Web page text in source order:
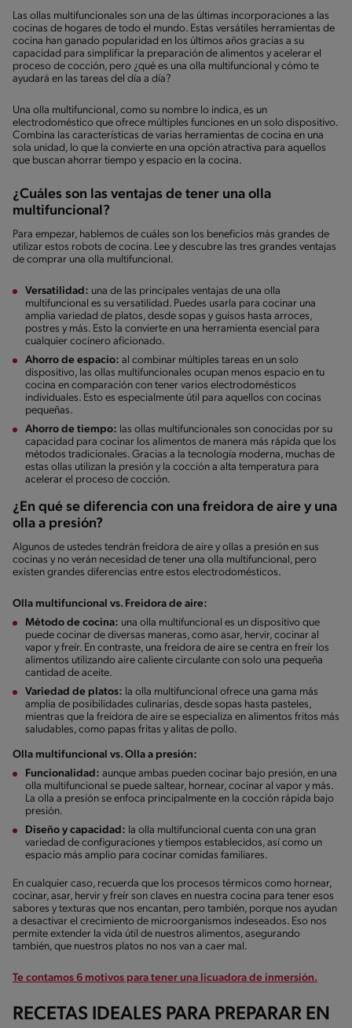
Las ollas multifuncionales son una de las últimas incorporaciones a las
cocinas de hogares de todo el mundo. Estas versátiles herramientas de
cocina han ganado popularidad en los últimos años gracias a su
capacidad para simplificar la preparación de alimentos y acelerar el
proceso de cocción, pero ¿qué es una olla multifuncional y cómo te
ayudará en las tareas del día a día?
Una olla multifuncional, como su nombre lo indica, es un
electrodoméstico que ofrece múltiples funciones en un solo dispositivo.
Combina las características de varias herramientas de cocina en una
sola unidad, lo que la convierte en una opción atractiva para aquellos
que buscan ahorrar tiempo y espacio en la cocina.
¿Cuáles son las ventajas de tener una olla
multifuncional?
Para empezar, hablemos de cuáles son los beneficios más grandes de
utilizar estos robots de cocina. Lee y descubre las tres grandes ventajas
de comprar una olla multifuncional.
Versatilidad: una de las principales ventajas de una olla
multifuncional es su versatilidad. Puedes usarla para cocinar una
amplia variedad de platos, desde sopas y guisos hasta arroces,
postres y más. Esto la convierte en una herramienta esencial para
cualquier cocinero aficionado.
Ahorro de espacio: al combinar múltiples tareas en un solo
dispositivo, las ollas multifuncionales ocupan menos espacio en tu
cocina en comparación con tener varios electrodomésticos
individuales. Esto es especialmente útil para aquellos con cocinas
pequeñas.
Ahorro de tiempo: las ollas multifuncionales son conocidas por su
capacidad para cocinar los alimentos de manera más rápida que los
métodos tradicionales. Gracias a la tecnología moderna, muchas de
estas ollas utilizan la presión y la cocción a alta temperatura para
acelerar el proceso de cocción.
¿En qué se diferencia con una freidora de aire y una
olla a presión?
Algunos de ustedes tendrán freidora de aire y ollas a presión en sus
cocinas y no verán necesidad de tener una olla multifuncional, pero
existen grandes diferencias entre estos electrodomésticos.
Olla multifuncional vs. Freidora de aire:
Método de cocina: una olla multifuncional es un dispositivo que
puede cocinar de diversas maneras, como asar, hervir, cocinar al
vapor y freír. En contraste, una freidora de aire se centra en freír los
alimentos utilizando aire caliente circulante con solo una pequeña
cantidad de aceite.
Variedad de platos: la olla multifuncional ofrece una gama más
amplia de posibilidades culinarias, desde sopas hasta pasteles,
mientras que la freidora de aire se especializa en alimentos fritos más
saludables, como papas fritas y alitas de pollo.
Olla multifuncional vs. Olla a presión:
Funcionalidad: aunque ambas pueden cocinar bajo presión, en una
olla multifuncional se puede saltear, hornear, cocinar al vapor y más.
La olla a presión se enfoca principalmente en la cocción rápida bajo
presión.
Diseño y capacidad: la olla multifuncional cuenta con una gran
variedad de configuraciones y tiempos establecidos, así como un
espacio más amplio para cocinar comidas familiares.
En cualquier caso, recuerda que los procesos térmicos como hornear,
cocinar, asar, hervir y freír son claves en nuestra cocina para tener esos
sabores y texturas que nos encantan, pero también, porque nos ayudan
a desactivar el crecimiento de microorganismos indeseados. Eso nos
permite extender la vida útil de nuestros alimentos, asegurando
también, que nuestros platos no nos van a caer mal.
Te contamos 6 motivos para tener una licuadora de inmersión.
RECETAS IDEALES PARA PREPARAR EN